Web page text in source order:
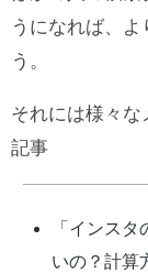
うになれば、
う。
それには様々
記事
「 インスタ
いの？計算